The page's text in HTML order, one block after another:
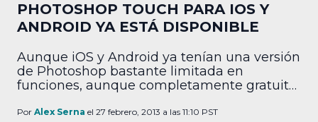
PHOTOSHOP TOUCH PARA IOS Y
ANDROID YA ESTÁ DISPONIBLE
Aunque iOS y Android ya tenían una versión
de Photoshop bastante limitada en
funciones, aunque completamente gratuita,
una nueva aplicación destinada a los
Por Alex Serna el 27 febrero, 2013 a las 11:10 PST